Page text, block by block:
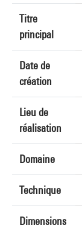
Titre
principal
Date de
création
Lieu de
réalisation
Domaine
Technique
Dimensions